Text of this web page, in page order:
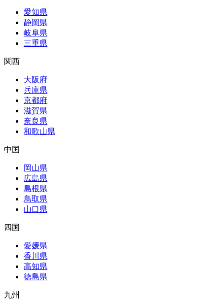
愛知県
静岡県
岐阜県
三重県
関西
大阪府
兵庫県
京都府
滋賀県
奈良県
和歌山県
中国
岡山県
広島県
島根県
鳥取県
山口県
四国
愛媛県
香川県
高知県
徳島県
九州